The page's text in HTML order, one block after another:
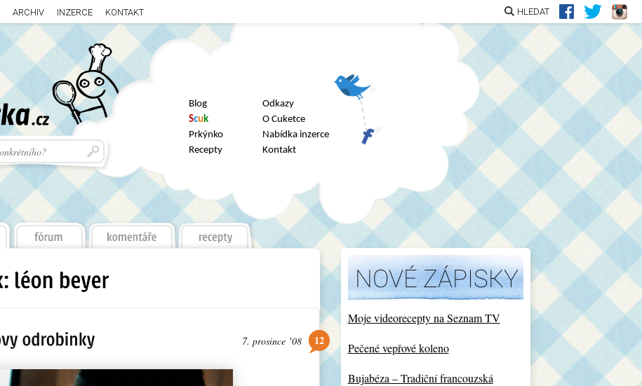
ARCHIV INZERCE KONTAKT HLEDAT
Blog
Scuk
Prkýnko
Recepty
Odkazy
O Cuketce
Nabídka inzerce
Kontakt
7. prosince ʼ08 12
Moje videorecepty na Seznam TV
Pečené vepřové koleno
Bujabéza – Tradiční francouzská